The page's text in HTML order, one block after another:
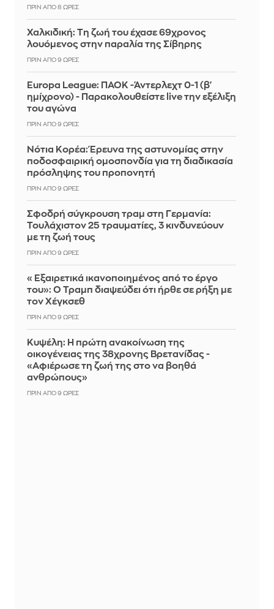
ΠΡΙΝ ΑΠΌ 8 ΏΡΕΣ
Χαλκιδική: Τη ζωή του έχασε 69χρονος
λουόμενος στην παραλία της Σίβηρης
ΠΡΙΝ ΑΠΌ 9 ΏΡΕΣ
Europa League: ΠΑΟΚ -Άντερλεχτ 0-1 (β'
ημίχρονο) - Παρακολουθείστε live την εξέλιξη
του αγώνα
ΠΡΙΝ ΑΠΌ 9 ΏΡΕΣ
Νότια Κορέα: Έρευνα της αστυνομίας στην
ποδοσφαιρική ομοσπονδία για τη διαδικασία
πρόσληψης του προπονητή
ΠΡΙΝ ΑΠΌ 9 ΏΡΕΣ
Σφοδρή σύγκρουση τραμ στη Γερμανία:
Τουλάχιστον 25 τραυματίες, 3 κινδυνεύουν
με τη ζωή τους
ΠΡΙΝ ΑΠΌ 9 ΏΡΕΣ
«Εξαιρετικά ικανοποιημένος από το έργο
του»: Ο Τραμπ διαψεύδει ότι ήρθε σε ρήξη με
τον Χέγκσεθ
ΠΡΙΝ ΑΠΌ 9 ΏΡΕΣ
Κυψέλη: Η πρώτη ανακοίνωση της
οικογένειας της 38χρονης Βρετανίδας -
«Αφιέρωσε τη ζωή της στο να βοηθά
ανθρώπους»
ΠΡΙΝ ΑΠΌ 9 ΏΡΕΣ